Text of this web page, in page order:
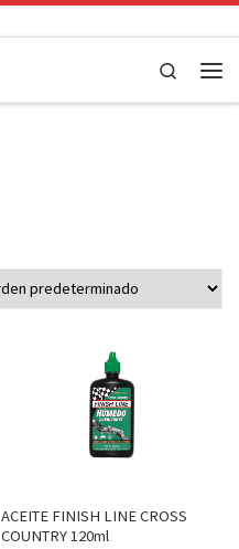
Search
ACEITE FINISH LINE CROSS
COUNTRY 120ml